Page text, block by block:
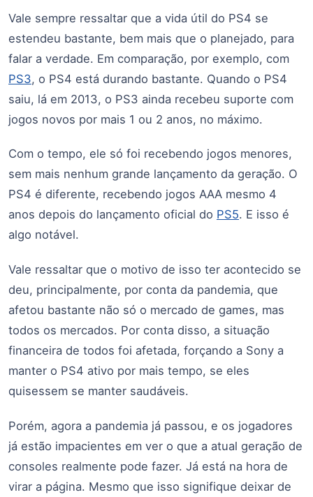
Vale sempre ressaltar que a vida útil do PS4 se
estendeu bastante, bem mais que o planejado, para
falar a verdade. Em comparação, por exemplo, com
PS3, o PS4 está durando bastante. Quando o PS4
saiu, lá em 2013, o PS3 ainda recebeu suporte com
jogos novos por mais 1 ou 2 anos, no máximo.
Com o tempo, ele só foi recebendo jogos menores,
sem mais nenhum grande lançamento da geração. O
PS4 é diferente, recebendo jogos AAA mesmo 4
anos depois do lançamento oficial do PS5. E isso é
algo notável.
Vale ressaltar que o motivo de isso ter acontecido se
deu, principalmente, por conta da pandemia, que
afetou bastante não só o mercado de games, mas
todos os mercados. Por conta disso, a situação
financeira de todos foi afetada, forçando a Sony a
manter o PS4 ativo por mais tempo, se eles
quisessem se manter saudáveis.
Porém, agora a pandemia já passou, e os jogadores
já estão impacientes em ver o que a atual geração de
consoles realmente pode fazer. Já está na hora de
virar a página. Mesmo que isso signifique deixar de